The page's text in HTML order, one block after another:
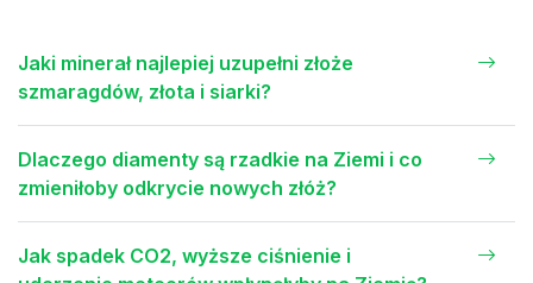
Jaki minerał najlepiej uzupełni złoże
szmaragdów, złota i siarki?
Dlaczego diamenty są rzadkie na Ziemi i co
zmieniłoby odkrycie nowych złóż?
Jak spadek CO2, wyższe ciśnienie i